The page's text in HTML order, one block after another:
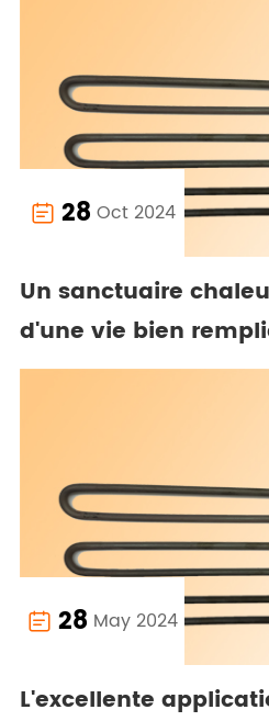
 28 Oct 2024
Un sanctuaire
d'une vie bien
 28 May 2024
L'excellente